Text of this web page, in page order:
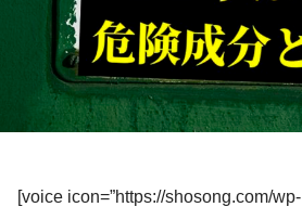
[voice icon=”https://shosong.com/wp-